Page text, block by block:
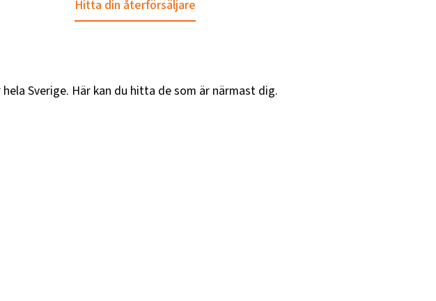
Hitta din återförsäljare
Sverige. Här kan du hitta de som är närmast dig.